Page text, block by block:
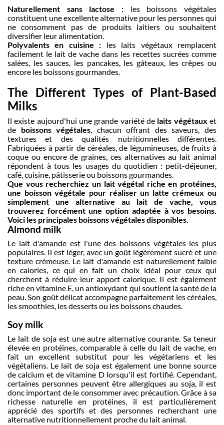
Naturellement sans lactose : les boissons végétales
constituent une excellente alternative pour les personnes qui
ne consomment pas de produits laitiers ou souhaitent
diversifier leur alimentation.
Polyvalents en cuisine : les laits végétaux remplacent
facilement le lait de vache dans les recettes sucrées comme
salées, les sauces, les pancakes, les gâteaux, les crêpes ou
encore les boissons gourmandes.
The Different Types of Plant-Based
Milks
Il existe aujourd'hui une grande variété de laits végétaux et
de boissons végétales, chacun offrant des saveurs, des
textures et des qualités nutritionnelles différentes.
Fabriquées à partir de céréales, de légumineuses, de fruits à
coque ou encore de graines, ces alternatives au lait animal
répondent à tous les usages du quotidien : petit-déjeuner,
café, cuisine, pâtisserie ou boissons gourmandes.
Que vous recherchiez un lait végétal riche en protéines,
une boisson végétale pour réaliser un latte crémeux ou
simplement une alternative au lait de vache, vous
trouverez forcément une option adaptée à vos besoins.
Voici les principales boissons végétales disponibles.
Almond milk
Le lait d'amande est l'une des boissons végétales les plus
populaires. Il est léger, avec un goût légèrement sucré et une
texture crémeuse. Le lait d'amande est naturellement faible
en calories, ce qui en fait un choix idéal pour ceux qui
cherchent à réduire leur apport calorique. Il est également
riche en vitamine E, un antioxydant qui soutient la santé de la
peau. Son goût délicat accompagne parfaitement les céréales,
les smoothies, les desserts ou les boissons chaudes.
Soy milk
Le lait de soja est une autre alternative courante. Sa teneur
élevée en protéines, comparable à celle du lait de vache, en
fait un excellent substitut pour les végétariens et les
végétaliens. Le lait de soja est également une bonne source
de calcium et de vitamine D lorsqu'il est fortifié. Cependant,
certaines personnes peuvent être allergiques au soja, il est
donc important de le consommer avec précaution. Grâce à sa
richesse naturelle en protéines, il est particulièrement
apprécié des sportifs et des personnes recherchant une
alternative nutritionnellement proche du lait animal.